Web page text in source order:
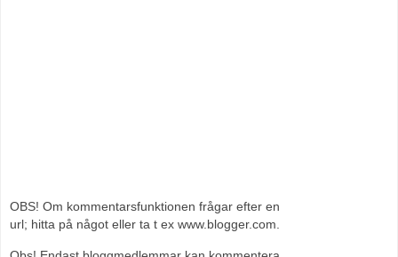
OBS! Om kommentarsfunktionen frågar efter en
url; hitta på något eller ta t ex www.blogger.com.